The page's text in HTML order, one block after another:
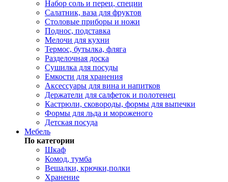
Набор соль и перец, специи
Салатник, ваза для фруктов
Столовые приборы и ножи
Поднос, подставка
Мелочи для кухни
Термос, бутылка, фляга
Разделочная доска
Сушилка для посуды
Емкости для хранения
Аксессуары для вина и напитков
Держатели для салфеток и полотенец
Кастрюли, сковороды, формы для выпечки
Формы для льда и мороженого
Детская посуда
Мебель
По категории
Шкаф
Комод, тумба
Вешалки, крючки,полки
Хранение